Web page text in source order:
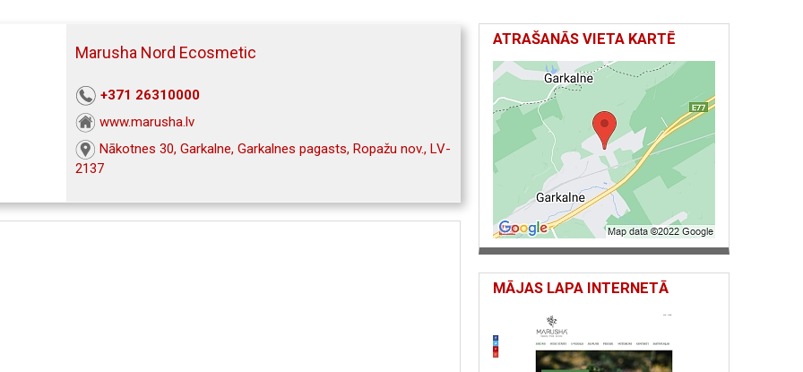
Marusha Nord Ecosmetic
+371 26310000
www.marusha.lv
Nākotnes 30, Garkalne, Garkalnes pagasts, Ropažu nov., LV-
2137
ATRAŠANĀS VIETA KARTĒ
MĀJAS LAPA INTERNETĀ